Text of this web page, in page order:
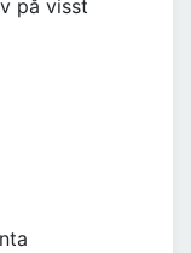
på visst